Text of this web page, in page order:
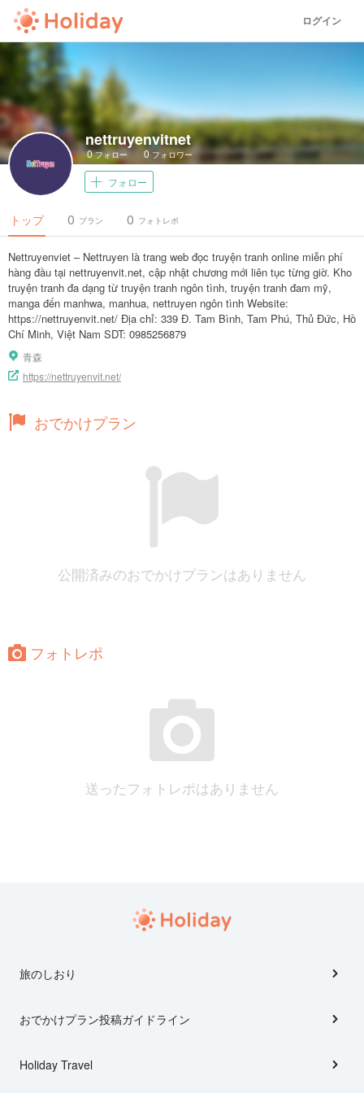
ログイン
nettruyenvitnet
0フォロー 0 フォロワー
フォロー
トップ プラン
0 フォトレポ
0
Nettruyenviet – Nettruyen là trang web đọc truyện tranh online miễn phí
hàng đầu tại nettruyenvit.net, cập nhật chương mới liên tục từng giờ. Kho
truyện tranh đa dạng từ truyện tranh ngôn tình, truyện tranh đam mỹ,
manga đến manhwa, manhua, nettruyen ngôn tình Website:
https://nettruyenvit.net/ Địa chỉ: 339 Đ. Tam Bình, Tam Phú, Thủ Đức, Hồ
Chí Minh, Việt Nam SDT: 0985256879
青森
https://nettruyenvit.net/
おでかけプラン
公開済みのおでかけプランはありません
フォトレポ
送ったフォトレポはありません
旅のしおり
おでかけプラン投稿ガイドライン
Holiday Travel